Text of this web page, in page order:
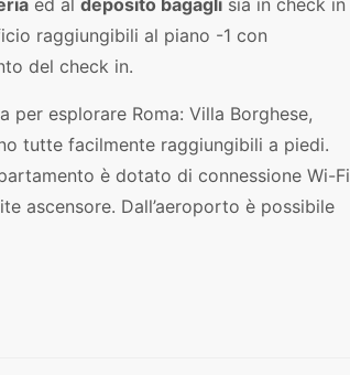
ed al deposito bagagli sia in check in
raggiungibili al piano -1 con
del check in.
esplorare Roma: Villa Borghese,
tutte facilmente raggiungibili a piedi.
è dotato di connessione Wi-Fi
ascensore. Dall’aeroporto è possibile